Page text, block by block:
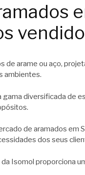
arame ou aço,
ambientes.
gama diversificada de
de aramados em
dos seus
Isomol proporciona